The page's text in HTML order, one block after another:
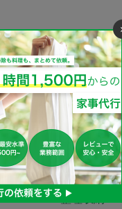
ービスの種類
ービスは下記となります
整理収納